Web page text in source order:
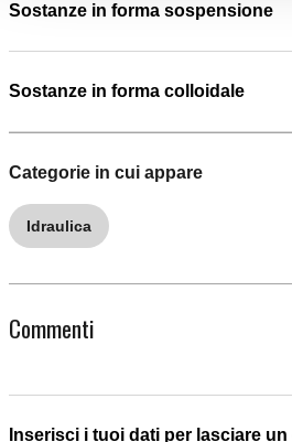
Sostanze in forma sospensione
Sostanze in forma colloidale
Categorie in cui appare
Idraulica
Commenti
Inserisci i tuoi dati per lasciare